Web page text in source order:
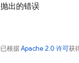
出的错误
根据Apache 2.0 许可获